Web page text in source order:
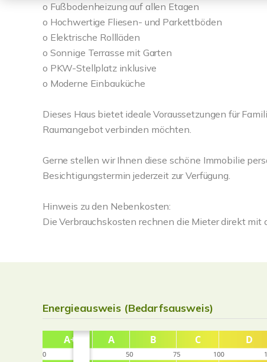
o Fußbodenheizung auf allen Etagen
o Hochwertige Fliesen- und Parkettböden
o Elektrische Rollläden
o Sonnige Terrasse mit Garten
o PKW-Stellplatz inklusive
o Moderne Einbauküche
Dieses Haus bietet ideale Voraussetzungen für
Raumangebot verbinden möchten.
Gerne stellen wir Ihnen diese schöne Immobilie
Besichtigungstermin jederzeit zur Verfügung.
Hinweis zu den Nebenkosten:
Die Verbrauchskosten rechnen die Mieter direkt mit
Energieausweis (Bedarfsausweis)